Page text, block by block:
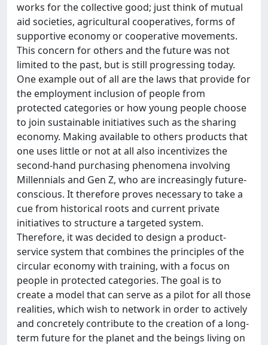
works for the collective good; just think of mutual
aid societies, agricultural cooperatives, forms of
supportive economy or cooperative movements.
This concern for others and the future was not
limited to the past, but is still progressing today.
One example out of all are the laws that provide for
the employment inclusion of people from
protected categories or how young people choose
to join sustainable initiatives such as the sharing
economy. Making available to others products that
one uses little or not at all also incentivizes the
second-hand purchasing phenomena involving
Millennials and Gen Z, who are increasingly future-
conscious. It therefore proves necessary to take a
cue from historical roots and current private
initiatives to structure a targeted system.
Therefore, it was decided to design a product-
service system that combines the principles of the
circular economy with training, with a focus on
people in protected categories. The goal is to
create a model that can serve as a pilot for all those
realities, which wish to network in order to actively
and concretely contribute to the creation of a long-
term future for the planet and the beings living on